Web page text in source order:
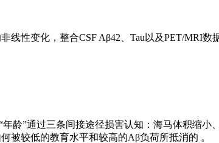
性变化，整合CSF Aβ42、Tau以及PET/MRI数
龄”通过三条间接途径损害认知：海马体积缩小
被较低的教育水平和较高的Aβ负荷所抵消的 。